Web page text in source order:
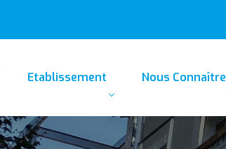
Etablissement Nous Connaître